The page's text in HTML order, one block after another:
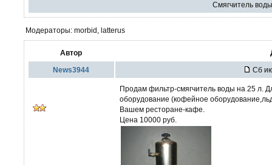
Cмягчитель
Модераторы: morbid, latterus
Автор
News3944 Сб
Продам фильтр-смягчитель воды на 25 л.
оборудование (кофейное
Вашем ресторане-кафе.
Цена 10000 руб.